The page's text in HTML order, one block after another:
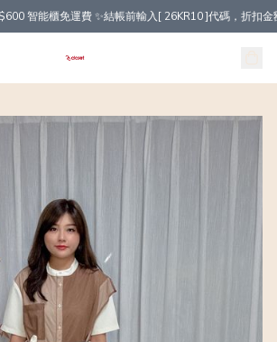
智能櫃免運費 ✨結帳前輸入[ 26KR10 ]代碼，折扣金